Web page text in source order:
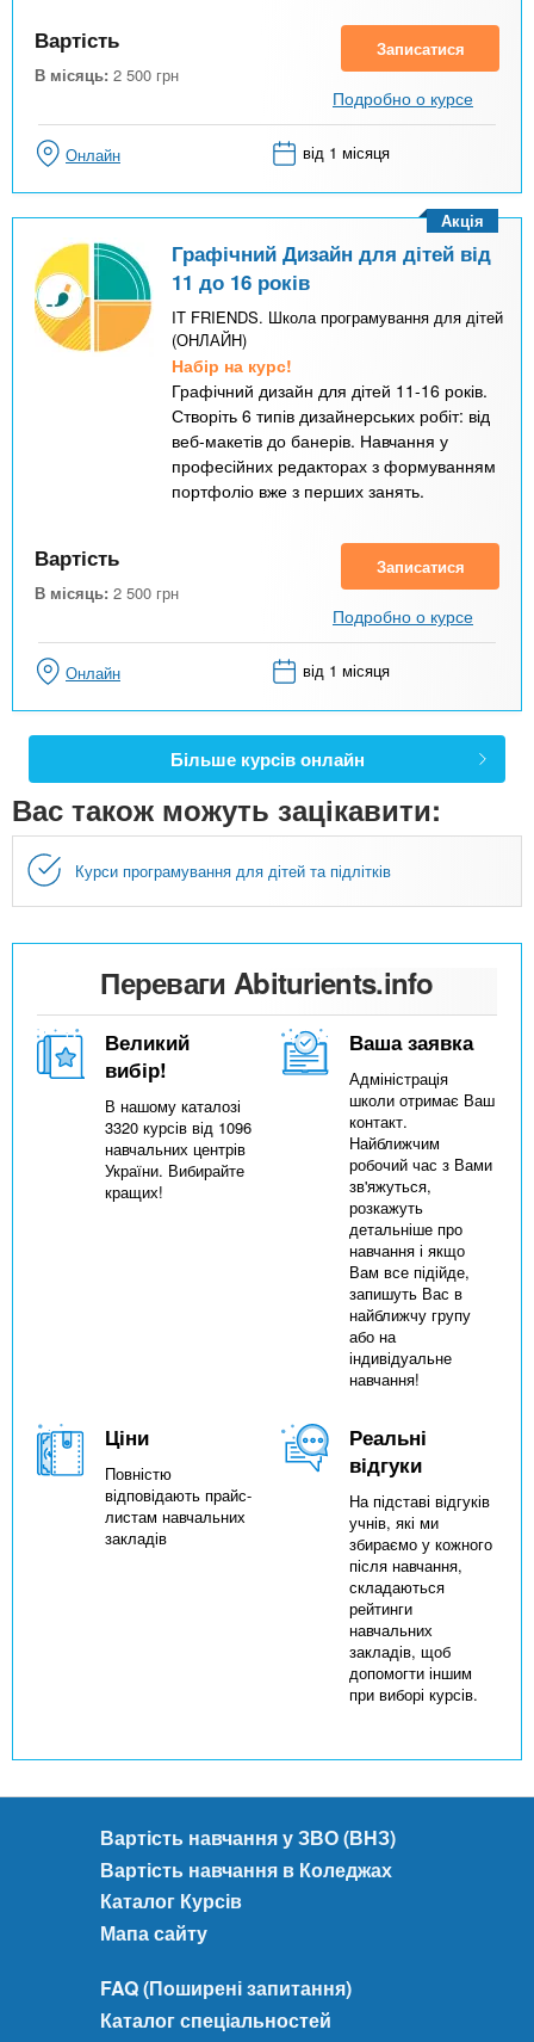
Вартість
В місяць: 2 500 грн
Записатися
Подробно о курсе
Онлайн від 1 місяця
Графічний Дизайн для дітей від
11 до 16 років
IT FRIENDS. Школа програмування для дітей
(ОНЛАЙН)
Набір на курс!
Графічний дизайн для дітей 11-16 років.
Створіть 6 типів дизайнерських робіт: від
веб-макетів до банерів. Навчання у
професійних редакторах з формуванням
портфоліо вже з перших занять.
Акція
Вартість
В місяць: 2 500 грн
Записатися
Подробно о курсе
Онлайн від 1 місяця
Більше курсів онлайн
Вас також можуть зацікавити:
Курси програмування для дітей та підлітків
Переваги Abiturients.info
Великий
вибір!
В нашому каталозі
3320 курсів від 1096
навчальних центрів
України. Вибирайте
кращих!
Ваша заявка
Адміністрація
школи отримає Ваш
контакт.
Найближчим
робочий час з Вами
зв'яжуться,
розкажуть
детальніше про
навчання і якщо
Вам все підійде,
запишуть Вас в
найближчу групу
або на
індивідуальне
навчання!
Ціни
Повністю
відповідають прайс-
листам навчальних
закладів
Реальні
відгуки
На підставі відгуків
учнів, які ми
збираємо у кожного
після навчання,
складаються
рейтинги
навчальних
закладів, щоб
допомогти іншим
при виборі курсів.
Вартість навчання у ЗВО (ВНЗ)
Вартість навчання в Коледжах
Каталог Курсів
Мапа сайту
FAQ (Поширені запитання)
Каталог спеціальностей